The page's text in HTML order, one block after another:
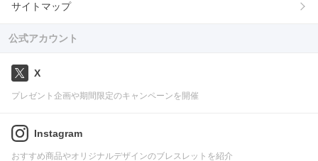
サイトマップ
公式アカウント
X
プレゼント企画や期間限定のキャンペーンを開催
Instagram
おすすめ商品やオリジナルデザインのブレスレットを紹介